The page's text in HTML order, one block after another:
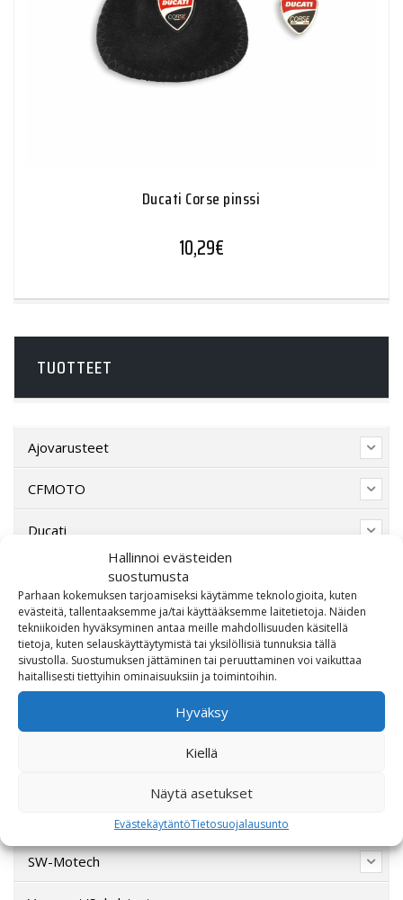
Hallinnoi evästeiden
suostumusta
Parhaan kokemuksen tarjoamiseksi käytämme teknologioita, kuten
evästeitä, tallentaaksemme ja/tai käyttääksemme laitetietoja. Näiden
tekniikoiden hyväksyminen antaa meille mahdollisuuden käsitellä
tietoja, kuten selauskäyttäytymistä tai yksilöllisiä tunnuksia tällä
sivustolla. Suostumuksen jättäminen tai peruuttaminen voi vaikuttaa
haitallisesti tiettyihin ominaisuuksiin ja toimintoihin.
Hyväksy
Kiellä
Näytä asetukset
EvästekäytäntöTietosuojalausunto
Ducati Corse pinssi
10,29€
TUOTTEET
Ajovarusteet
CFMOTO
Ducati
Harley-Davidson
Indian Motorcycle
Lahjakortti
Lisävarusteet
Poistotori
SW-Motech